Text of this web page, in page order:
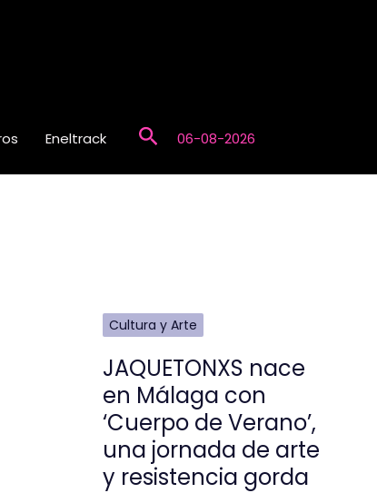
Eneltrack Buscar06-08-2026
Cultura y Arte
JAQUETONXS nace
en Málaga con
‘Cuerpo de Verano’,
una jornada de arte
y resistencia gorda